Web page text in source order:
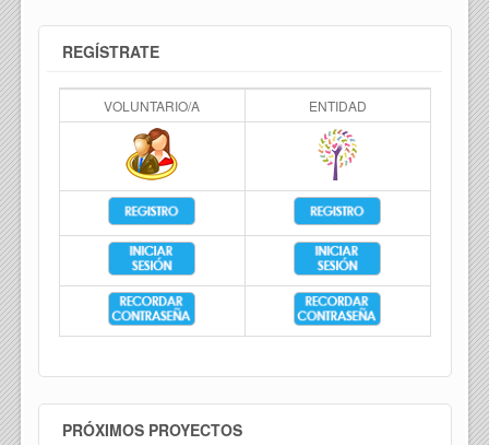
REGÍSTRATE
VOLUNTARIO/A ENTIDAD
PRÓXIMOS PROYECTOS